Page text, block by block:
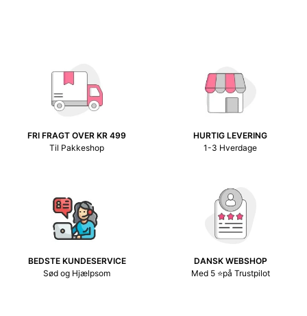
FRI FRAGT OVER KR 499
Til Pakkeshop
HURTIG LEVERING
1-3 Hverdage
BEDSTE KUNDESERVICE
Sød og Hjælpsom
DANSK WEBSHOP
Med 5 ⭐på Trustpilot